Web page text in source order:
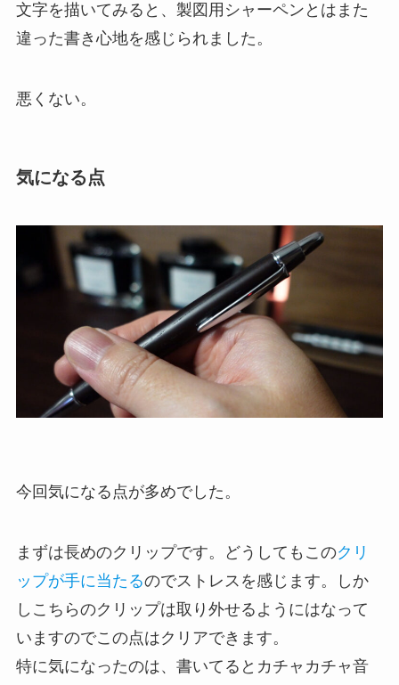
文字を描いてみると、製図用シャーペンとはまた
違った書き心地を感じられました。
悪くない。
気になる点
今回気になる点が多めでした。
まずは長めのクリップです。どうしてもこのクリ
ップが手に当たるのでストレスを感じます。しか
しこちらのクリップは取り外せるようにはなって
いますのでこの点はクリアできます。
特に気になったのは、書いてるとカチャカチャ音